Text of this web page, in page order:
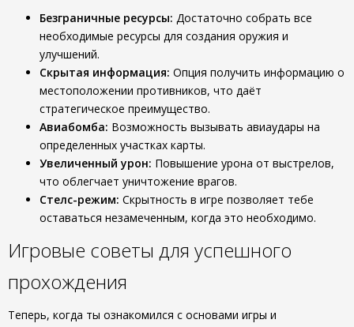
Безграничные ресурсы: Достаточно собрать все
необходимые ресурсы для создания оружия и
улучшений.
Скрытая информация: Опция получить информацию о
местоположении противников, что даёт
стратегическое преимущество.
Авиабомба: Возможность вызывать авиаудары на
определенных участках карты.
Увеличенный урон: Повышение урона от выстрелов,
что облегчает уничтожение врагов.
Стелс-режим: Скрытность в игре позволяет тебе
оставаться незамеченным, когда это необходимо.
Игровые советы для успешного
прохождения
Теперь, когда ты ознакомился с основами игры и